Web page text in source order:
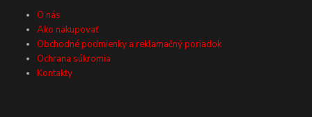
O nás
Ako nakupovať
Obchodné podmienky a reklamačný poriadok
Ochrana súkromia
Kontakty